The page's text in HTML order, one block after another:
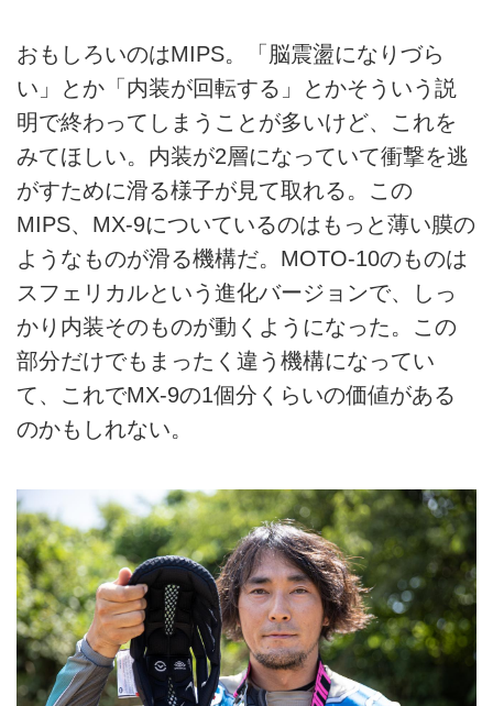
おもしろいのはMIPS。「脳震盪になりづら
い」とか「内装が回転する」とかそういう説
明で終わってしまうことが多いけど、これを
みてほしい。内装が2層になっていて衝撃を逃
がすために滑る様子が見て取れる。この
MIPS、MX-9についているのはもっと薄い膜の
ようなものが滑る機構だ。MOTO-10のものは
スフェリカルという進化バージョンで、しっ
かり内装そのものが動くようになった。この
部分だけでもまったく違う機構になってい
て、これでMX-9の1個分くらいの価値がある
のかもしれない。